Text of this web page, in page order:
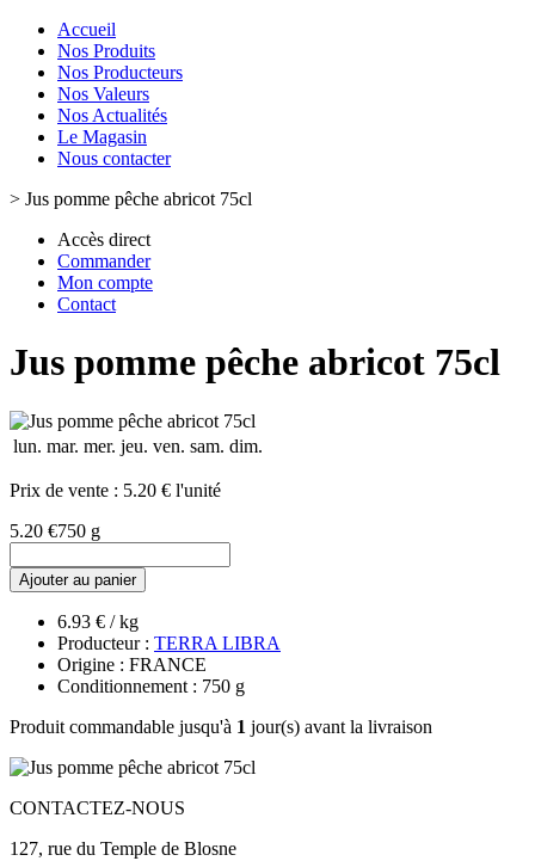
Accueil
Nos Produits
Nos Producteurs
Nos Valeurs
Nos Actualités
Le Magasin
Nous contacter
> Jus pomme pêche abricot 75cl
Accès direct
Commander
Mon compte
Contact
Jus pomme pêche abricot 75cl
lun. mar. mer. jeu. ven. sam. dim.
Prix de vente : 5.20 € l'unité
5.20 €750 g
Ajouter au panier
6.93 € / kg
Producteur : TERRA LIBRA
Origine : FRANCE
Conditionnement : 750 g
Produit commandable jusqu'à 1 jour(s) avant la livraison
CONTACTEZ-NOUS
127, rue du Temple de Blosne